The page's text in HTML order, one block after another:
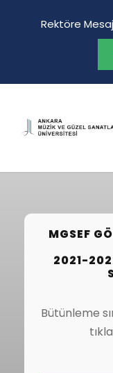
Rektöre Mesaj
MGSEF
2021-
Bütünleme